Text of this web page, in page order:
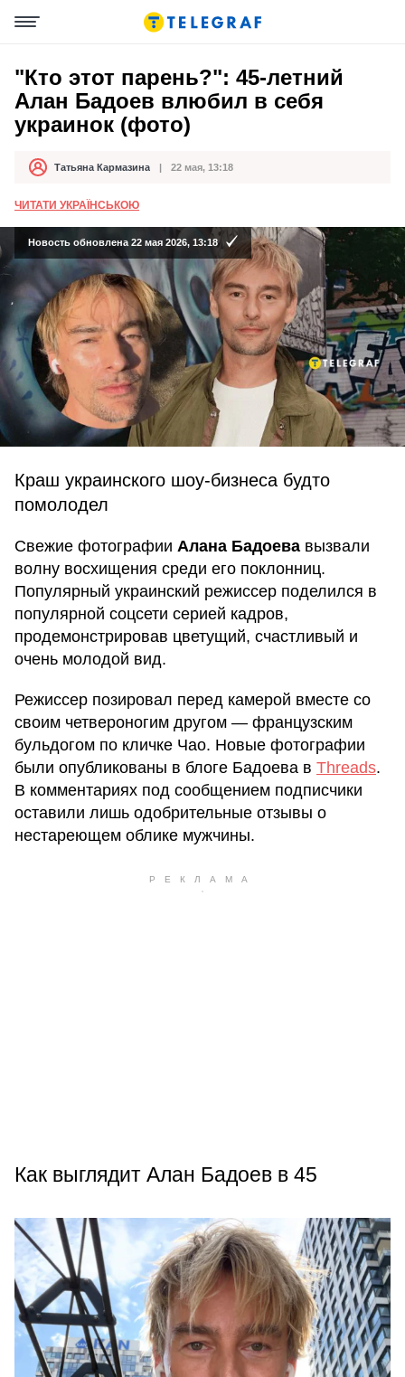
"Кто этот парень?": 45-летний
Алан Бадоев влюбил в себя
украинок (фото)
АвторТатьяна Кармазина
Дата публикации 22 мая, 13:18
ЧИТАТИ УКРАЇНСЬКОЮ
Новость обновлена 22 мая 2026, 13:18
Краш украинского шоу-бизнеса будто
помолодел
Свежие фотографии Алана Бадоева вызвали
волну восхищения среди его поклонниц.
Популярный украинский режиссер поделился в
популярной соцсети серией кадров,
продемонстрировав цветущий, счастливый и
очень молодой вид.
Режиссер позировал перед камерой вместе со
своим четвероногим другом — французским
бульдогом по кличке Чао. Новые фотографии
были опубликованы в блоге Бадоева в Threads.
В комментариях под сообщением подписчики
оставили лишь одобрительные отзывы о
нестареющем облике мужчины.
Как выглядит Алан Бадоев в 45